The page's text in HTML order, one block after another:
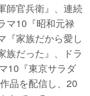
師官兵衛』、連続
マ10『昭和元禄
『家族だから愛し
族だった』、ドラ
10『東京サラダ
品を配信し、20